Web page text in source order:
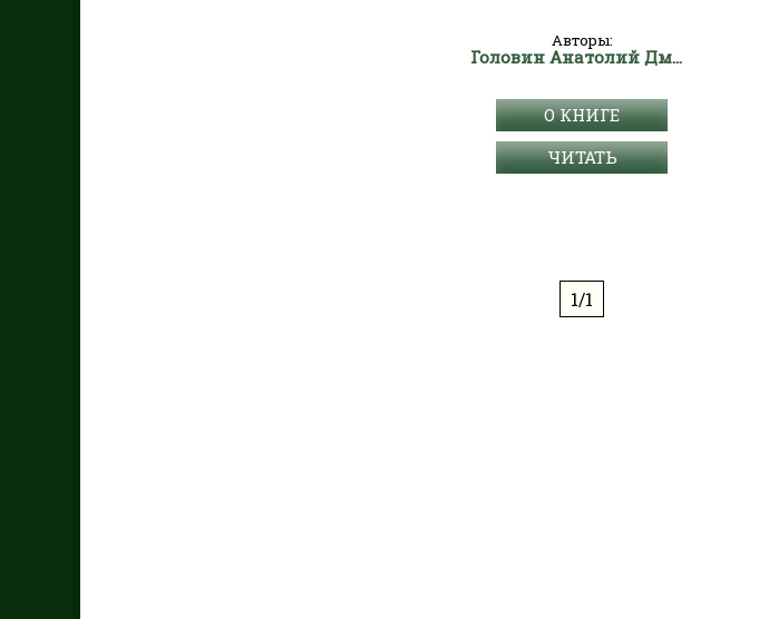
Авторы:
Головин Анатолий Дмитриевич
О КНИГЕ
ЧИТАТЬ
1/1